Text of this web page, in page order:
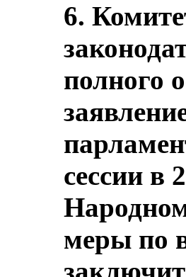
6.
полного
сессии в
меры по